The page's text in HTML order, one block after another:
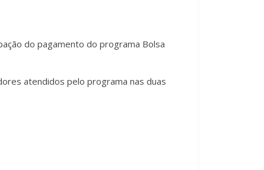
do pagamento do programa Bolsa
atendidos pelo programa nas duas